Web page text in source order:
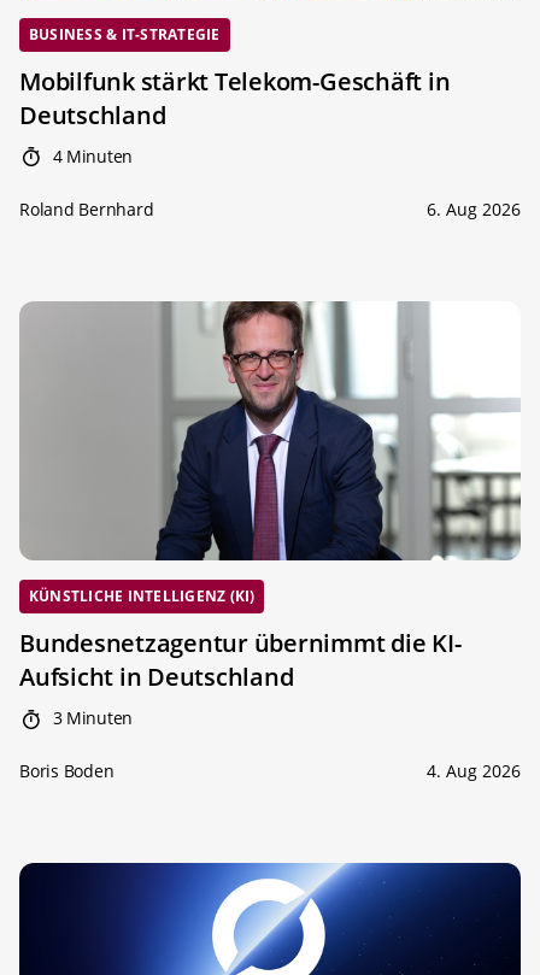
BUSINESS & IT-STRATEGIE
Mobilfunk stärkt Telekom-Geschäft in
Deutschland
4 Minuten
Roland Bernhard 6. Aug 2026
KÜNSTLICHE INTELLIGENZ (KI)
Bundesnetzagentur übernimmt die KI-
Aufsicht in Deutschland
3 Minuten
Boris Boden 4. Aug 2026